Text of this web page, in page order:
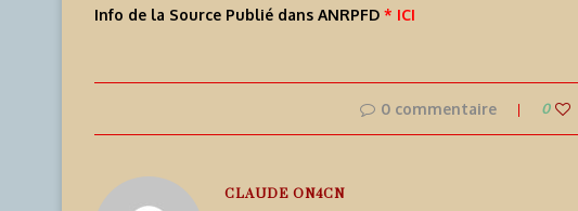
Info de la Source Publié dans ANRPFD * ICI
0 commentaire 0
CLAUDE ON4CN